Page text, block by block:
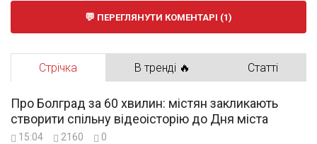
ПЕРЕГЛЯНУТИ КОМЕНТАРІ (1)
Стрічка В тренді 🔥 Статті
Про Болград за 60 хвилин: містян закликають
створити спільну відеоісторію до Дня міста
15:04 2160 0